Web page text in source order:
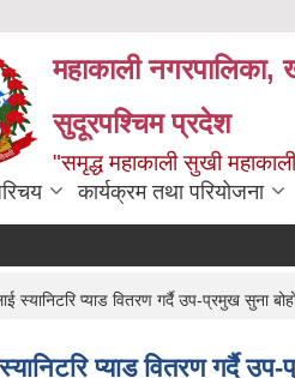
महाकाली नगरपालिका,
सुदूरपश्चिम प्रदेश
"समृद्ध महाकाली सुखी
कार्यक्रम तथा परियोजना
स्यानिटरि प्याड वितरण गर्दै उप-प्रमुख सुना
प्याड वितरण गर्दै